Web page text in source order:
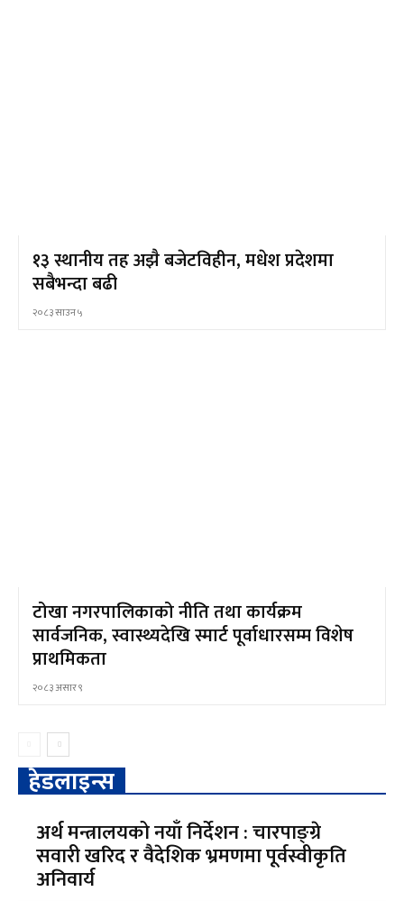
१३ स्थानीय तह अझै बजेटविहीन, मधेश प्रदेशमा
सबैभन्दा बढी
२०८३ साउन ५
टोखा नगरपालिकाको नीति तथा कार्यक्रम
सार्वजनिक, स्वास्थ्यदेखि स्मार्ट पूर्वाधारसम्म विशेष
प्राथमिकता
२०८३ असार ९
हेडलाइन्स
अर्थ मन्त्रालयको नयाँ निर्देशन : चारपाङ्ग्रे
सवारी खरिद र वैदेशिक भ्रमणमा पूर्वस्वीकृति
अनिवार्य